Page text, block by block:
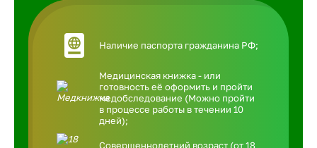
Наличие паспорта гражданина РФ;
Медицинская книжка - или
готовность её оформить и пройти
медобследование (Можно пройти
в процессе работы в течении 10
дней);
Совершеннолетний возраст (от 18